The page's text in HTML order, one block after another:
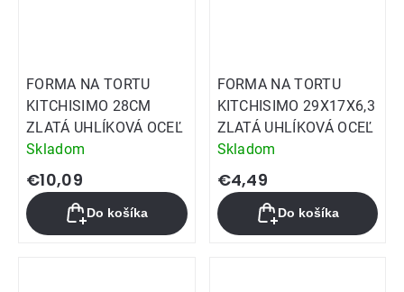
FORMA NA TORTU
KITCHISIMO 28CM
ZLATÁ UHLÍKOVÁ OCEĽ
Skladom
€10,09
Do košíka
FORMA NA TORTU
KITCHISIMO 29X17X6,3
ZLATÁ UHLÍKOVÁ OCEĽ
Skladom
€4,49
Do košíka